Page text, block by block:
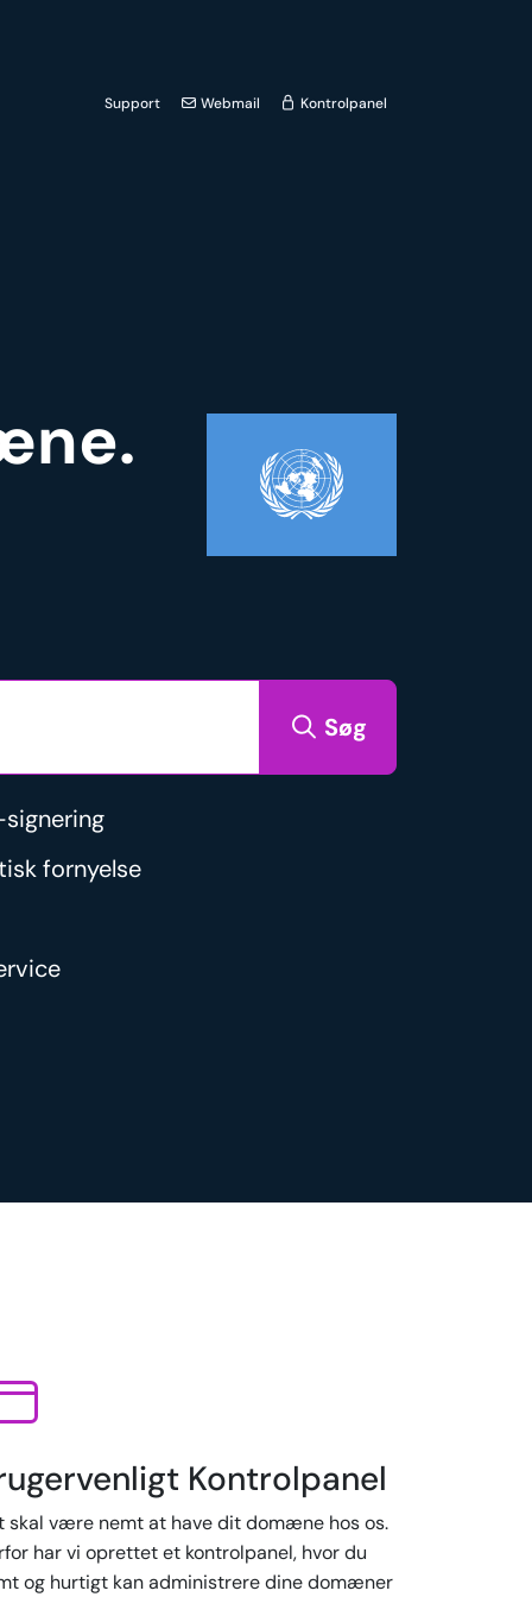
Support Webmail Kontrolpanel
Søg
fornyelse
Kontrolpanel
skal være nemt at have dit domæne hos os.
har vi oprettet et kontrolpanel, hvor du
og hurtigt kan administrere dine domæner